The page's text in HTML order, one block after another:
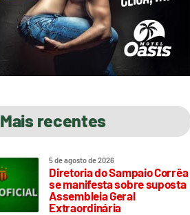
Mais recentes
5 de agosto de 2026
Diretoria do Sampaio Corrêa
se manifesta sobre suposta
Assembleia Geral
Extraordinária